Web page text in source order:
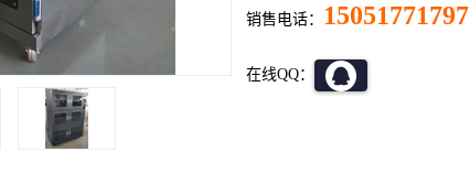
销售电话： 15051771797
在线QQ：